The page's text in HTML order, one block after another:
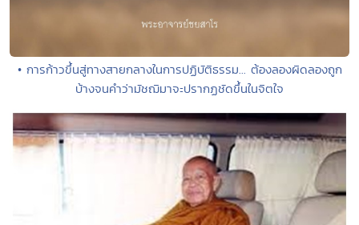
• การก้าวขึ้นสู่ทางสายกลางในการปฏิบัติธรรม... ต้องลองผิดลองถูก
บ้างจนคำว่ามัชฌิมาจะปรากฏชัดขึ้นในจิตใจ